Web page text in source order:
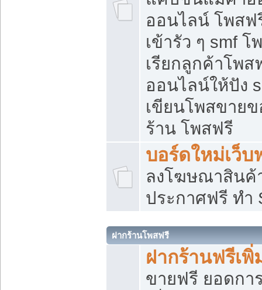
ออนไลน์ โพสฟ
เข้ารัว ๆ smf
เรียกลูกค้าโพส
ออนไลน์ให้ปัง
เขียนโพสขาย
ร้าน โพสฟรี
บอร์ดใหม่เว็บ
ลงโฆษณาสิน
ประกาศฟรี ทำ
ฝากร้านโพสฟรี
ฝากร้านฟรีเ
ขายฟรี ยอดกา